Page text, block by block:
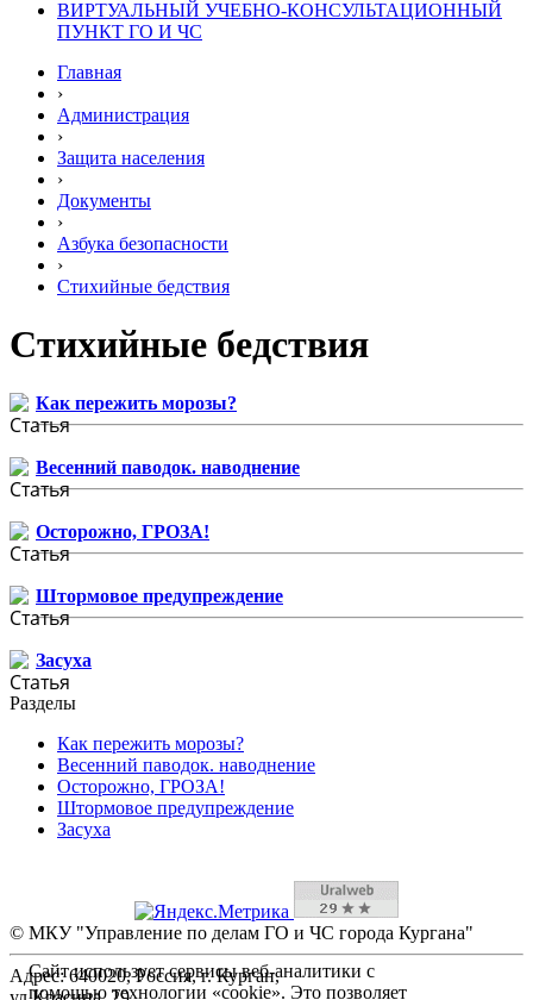
ВИРТУАЛЬНЫЙ УЧЕБНО-КОНСУЛЬТАЦИОННЫЙ
ПУНКТ ГО И ЧС
Главная
›
Администрация
›
Защита населения
›
Документы
›
Азбука безопасности
›
Стихийные бедствия
Стихийные бедствия
Как пережить морозы?
Весенний паводок. наводнение
Осторожно, ГРОЗА!
Штормовое предупреждение
Засуха
Разделы
Как пережить морозы?
Весенний паводок. наводнение
Осторожно, ГРОЗА!
Штормовое предупреждение
Засуха
© МКУ "Управление по делам ГО и ЧС города Кургана"
Адрес: 640020, Россия, г. Курган,
Сайт использует сервисы веб-аналитики с
помощью технологии «cookie». Это позволяет